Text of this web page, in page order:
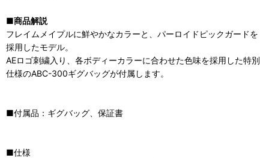
■商品解説
フレイムメイプルに鮮やかなカラーと、パーロイドピックガードを
採用したモデル。
AEロゴ刺繍入り、各ボディーカラーに合わせた色味を採用した特別
仕様のABC-300ギグバッグが付属します。
■付属品：ギグバッグ、保証書
■仕様